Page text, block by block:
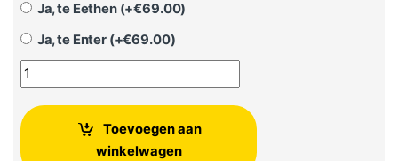
Ja, te Eethen (+€69.00)
Ja, te Enter (+€69.00)
Volkswagen T-Roc radio display reparatie 17A035867 /
Toevoegen aan
winkelwagen